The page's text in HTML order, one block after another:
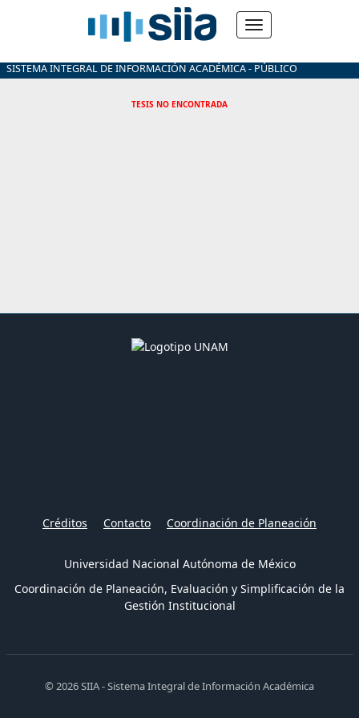
SISTEMA INTEGRAL DE INFORMACIÓN ACADÉMICA - PÚBLICO
TESIS NO ENCONTRADA
Créditos Contacto Coordinación de Planeación
Universidad Nacional Autónoma de México
Coordinación de Planeación, Evaluación y Simplificación de la
Gestión Institucional
© 2026 SIIA - Sistema Integral de Información Académica